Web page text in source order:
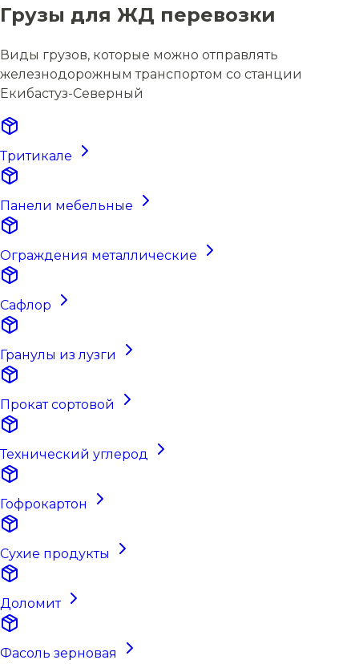
Грузы для ЖД перевозки
Виды грузов, которые можно отправлять
железнодорожным транспортом со станции
Екибастуз-Северный
Тритикале
Панели мебельные
Ограждения металлические
Сафлор
Гранулы из лузги
Прокат сортовой
Технический углерод
Гофрокартон
Сухие продукты
Доломит
Фасоль зерновая